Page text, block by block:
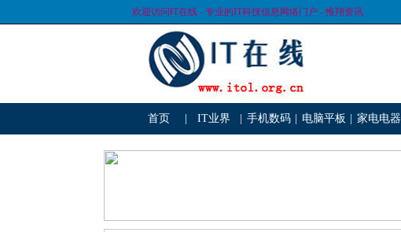
欢迎访问IT在线 - 专业的IT科技信息网络门户 - 惟翔资讯
首页 IT业界 手机数码 电脑平板 家电电器